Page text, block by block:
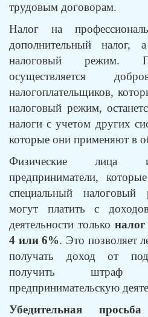
трудовым договорам.
Налог на
дополнительный налог,
налоговый режим.
осуществляется
налогоплательщиков,
налоговый режим,
налоги с учетом других
которые они применяют в
Физические лица и
предприниматели,
специальный налоговый
могут платить с
деятельности только
4 или 6%. Это позволяет
получать доход от
получить штраф
предпринимательскую
Убедительная